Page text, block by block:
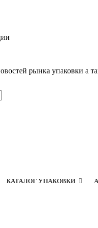
рынка упаковки
КАТАЛОГ УПАКОВКИ